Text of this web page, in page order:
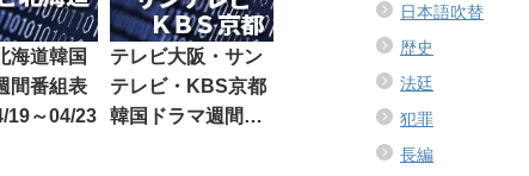
海道韓国
間番組表
19～04/23
テレビ大阪・サン
テレビ・KBS京都
韓国ドラマ週間番
日本語吹替
歴史
法廷
犯罪
長編